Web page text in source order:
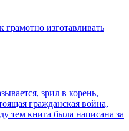
изготавливать
зрил в корень,
гражданская война,
тем книга была написана за